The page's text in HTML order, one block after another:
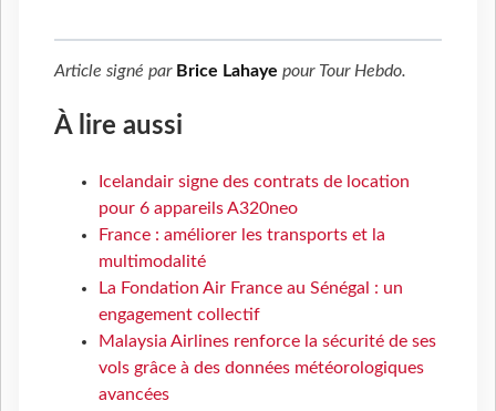
Article signé par Brice Lahaye pour Tour Hebdo.
À lire aussi
Icelandair signe des contrats de location
pour 6 appareils A320neo
France : améliorer les transports et la
multimodalité
La Fondation Air France au Sénégal : un
engagement collectif
Malaysia Airlines renforce la sécurité de ses
vols grâce à des données météorologiques
avancées